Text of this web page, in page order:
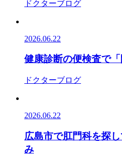
ドクターブログ
2026.06.22
健康診断の便検査で
ドクターブログ
2026.06.22
広島市で肛門科を探
み